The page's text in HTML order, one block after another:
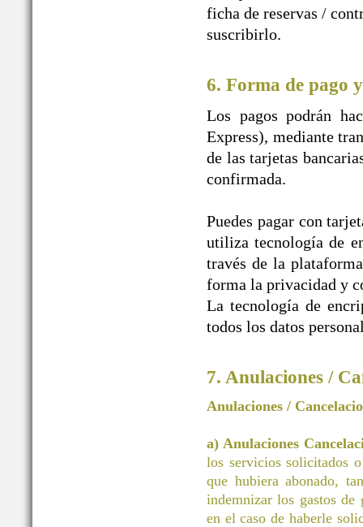
ficha de reservas /
suscribirlo.
6. Forma de pago
Los pagos podrán
Express), mediante
de las tarjetas
confirmada.
Puedes pagar con
utiliza tecnología de
través de la
forma la privacidad y
La tecnología de
todos los datos
7. Anulaciones /
Anulaciones /
a) Anulaciones
los servicios solicitados
que hubiera abonado,
indemnizar los gastos
en el caso de haberle